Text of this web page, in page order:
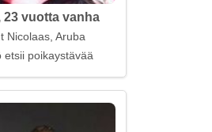
23 vuotta vanha
Nicolaas, Aruba
etsii poikaystävää